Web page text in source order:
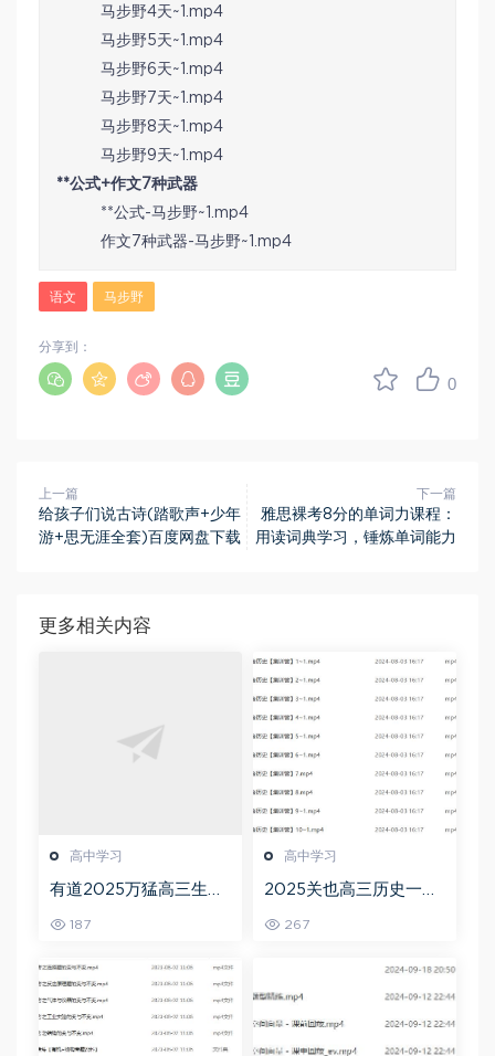
马步野4天~1.mp4
马步野5天~1.mp4
马步野6天~1.mp4
马步野7天~1.mp4
马步野8天~1.mp4
马步野9天~1.mp4
**公式+作文7种武器
**公式-马步野~1.mp4
作文7种武器-马步野~1.mp4
语文 马步野
0
分享到：
上一篇
给孩子们说古诗(踏歌声+少年
游+思无涯全套)百度网盘下载
下一篇
雅思裸考8分的单词力课程：
用读词典学习，锤炼单词能力
更多相关内容
高中学习
有道2025万猛高三生物
教程
187
高中学习
2025关也高三历史一轮
教程
267